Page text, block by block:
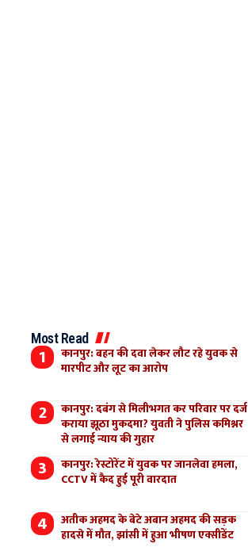
Most Read
कानपुर: बहन की दवा लेकर लौट रहे युवक से
मारपीट और लूट का आरोप
कानपुर: दबंग से मिलीभगत कर परिवार पर दर्ज
कराया झूठा मुकदमा? युवती ने पुलिस कमिश्नर
से लगाई न्याय की गुहार
कानपुर: रेस्टोरेंट में युवक पर जानलेवा हमला,
CCTV में कैद हुई पूरी वारदात
अतीक अहमद के बेटे अबान अहमद की सड़क
हादसे में मौत, झांसी में हुआ भीषण एक्सीडेंट